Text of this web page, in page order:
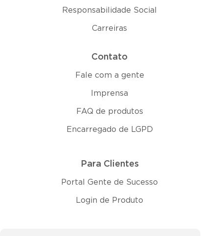
Responsabilidade Social
Carreiras
Contato
Fale com a gente
Imprensa
FAQ de produtos
Encarregado de LGPD
Para Clientes
Portal Gente de Sucesso
Login de Produto